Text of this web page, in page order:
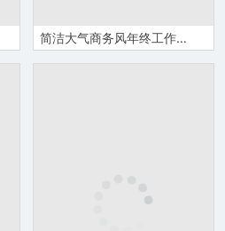
简洁大气商务风年终工作汇报PPT模板